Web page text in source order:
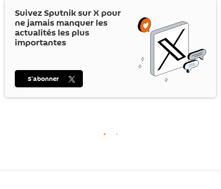
Suivez Sputnik surX pour
ne jamais manquer les
actualités les plus
importantes
S’abonner